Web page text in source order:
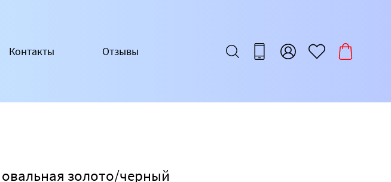
Контакты Отзывы
овальная золото/черный